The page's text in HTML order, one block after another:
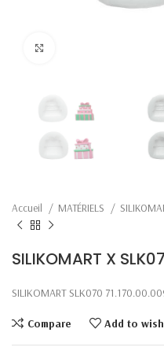
Accueil MATÉRIELS
SILIKOMART X
SILIKOMART SLK070
Compare Add to